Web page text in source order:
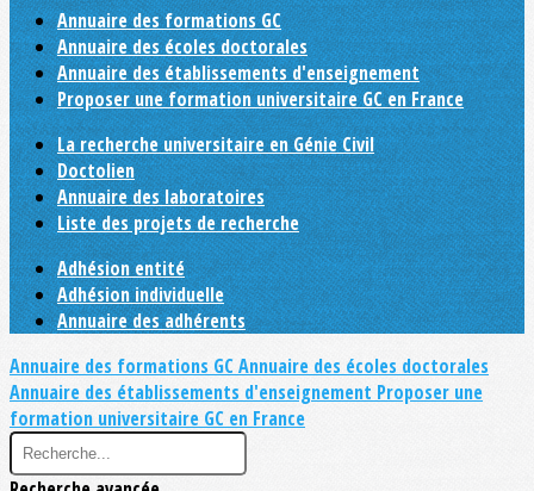
Annuaire des formations GC
Annuaire des écoles doctorales
Annuaire des établissements d'enseignement
Proposer une formation universitaire GC en France
La recherche universitaire en Génie Civil
Doctolien
Annuaire des laboratoires
Liste des projets de recherche
Adhésion entité
Adhésion individuelle
Annuaire des adhérents
Annuaire des formations GCAnnuaire des écoles doctorales
Annuaire des établissements d'enseignement Proposer une
formation universitaire GC en France